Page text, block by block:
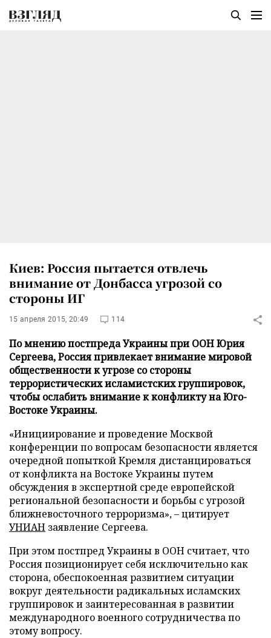
Киев: Россия пытается отвлечь
внимание от Донбасса угрозой со
стороны ИГ
15 апреля 2015, 20:49 114
По мнению постпреда Украины при ООН Юрия
Сергеева, Россия привлекает внимание мировой
общественности к угрозе со стороны
террористических исламистских группировок,
чтобы ослабить внимание к конфликту на Юго-
Востоке Украины.
«Инициирование и проведение Москвой
конференции по вопросам безопасности является
очередной попыткой Кремля дистанцироваться
от конфликта на Востоке Украины путем
обсуждения в экспертной среде европейской
региональной безопасности и борьбы с угрозой
ближневосточного терроризма», – цитирует
УНИАН заявление Сергеева.
При этом постпред Украины в ООН считает, что
Россия позиционирует себя исключительно как
сторона, обеспокоенная развитием ситуации
вокруг деятельности радикальных исламских
группировок и заинтересованная в развитии
международного военного сотрудничества по
этому вопросу.